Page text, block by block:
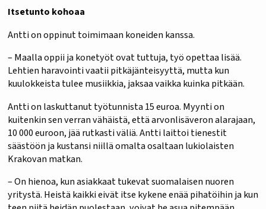
Itsetunto kohoaa
Antti on oppinut toimimaan koneiden kanssa.
– Maalla oppii ja konetyöt ovat tuttuja, työ opettaa lisää.
Lehtien haravointi vaatii pitkäjänteisyyttä, mutta kun
kuulokkeista tulee musiikkia, jaksaa vaikka kuinka pitkään.
Antti on laskuttanut työtunnista 15 euroa. Myynti on
kuitenkin sen verran vähäistä, että arvonlisäveron alarajaan,
10 000 euroon, jää rutkasti väliä. Antti laittoi tienestit
säästöön ja kustansi niillä omalta osaltaan lukiolaisten
Krakovan matkan.
– On hienoa, kun asiakkaat tukevat suomalaisen nuoren
yritystä. Heistä kaikki eivät itse kykene enää pihatöihin ja kun